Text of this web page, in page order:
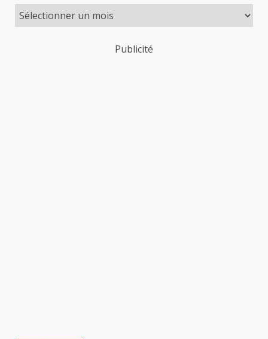
publications
Publicité